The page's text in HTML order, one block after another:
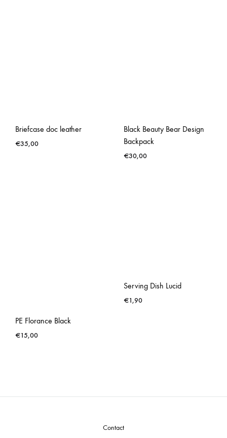
Briefcase doc leather
€35,00
Black Beauty Bear Design
Backpack
€30,00
PE Florance Black
€15,00
Serving Dish Lucid
€1,90
Contact